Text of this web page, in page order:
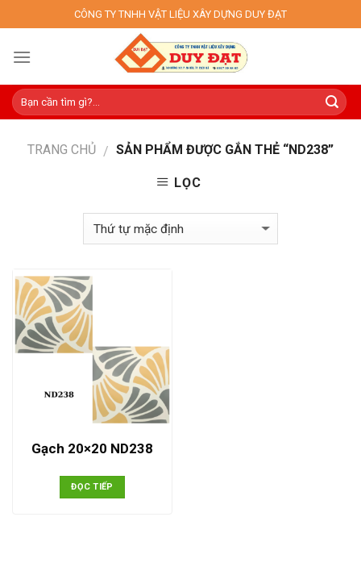
to
content
CÔNG TY TNHH VẬT LIỆU XÂY DỰNG DUY ĐẠT
TRANG CHỦ / SẢN PHẨM ĐƯỢC GẮN THẺ “ND238”
LỌC
Gạch 20×20 ND238
ĐỌC TIẾP